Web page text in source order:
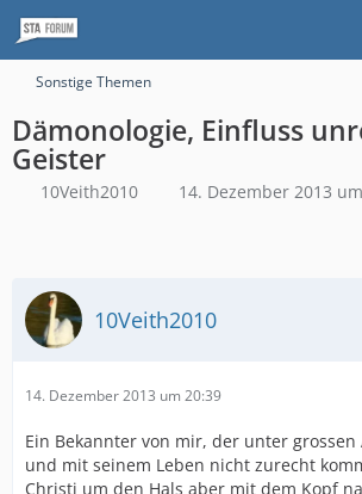
Sonstige Themen
Dämonologie, Einfluss
Geister
10Veith2010 14. Dezember 2013
10Veith2010
14. Dezember 2013 um 20:39
Ein Bekannter von mir, der unter
und mit seinem Leben nicht zurecht
Christi um den Hals aber mit dem Kopf